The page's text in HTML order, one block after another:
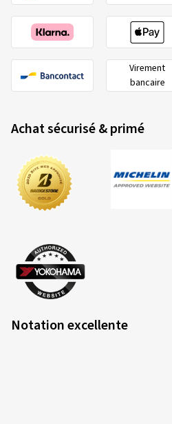
Virement
bancaire
Achat sécurisé & primé
Notation excellente